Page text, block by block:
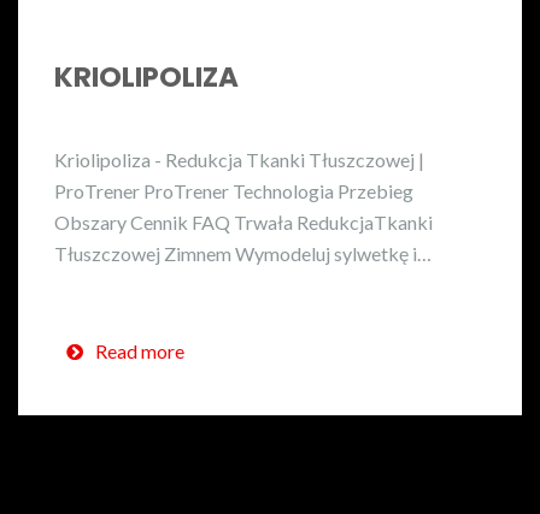
KRIOLIPOLIZA
Kriolipoliza - Redukcja Tkanki Tłuszczowej |
ProTrener ProTrener Technologia Przebieg
Obszary Cennik FAQ Trwała RedukcjaTkanki
Tłuszczowej Zimnem Wymodeluj sylwetkę i…
Read more